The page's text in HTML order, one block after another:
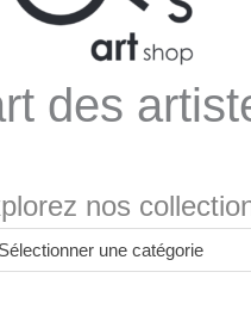
des
nos
Sélectionner une catégorie